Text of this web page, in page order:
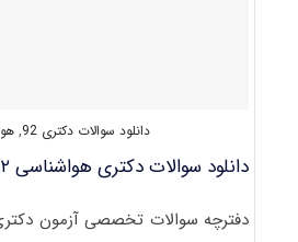
دانلود سوالات دکتری 92 ,
دانلود سوالات دکتری هواشناسی ۹۲ – ۹۳